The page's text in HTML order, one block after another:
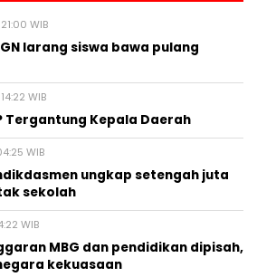
WIB
larang siswa bawa pulang
WIB
Tergantung Kepala Daerah
WIB
ungkap setengah juta
sekolah
WIB
MBG dan pendidikan dipisah,
kekuasaan